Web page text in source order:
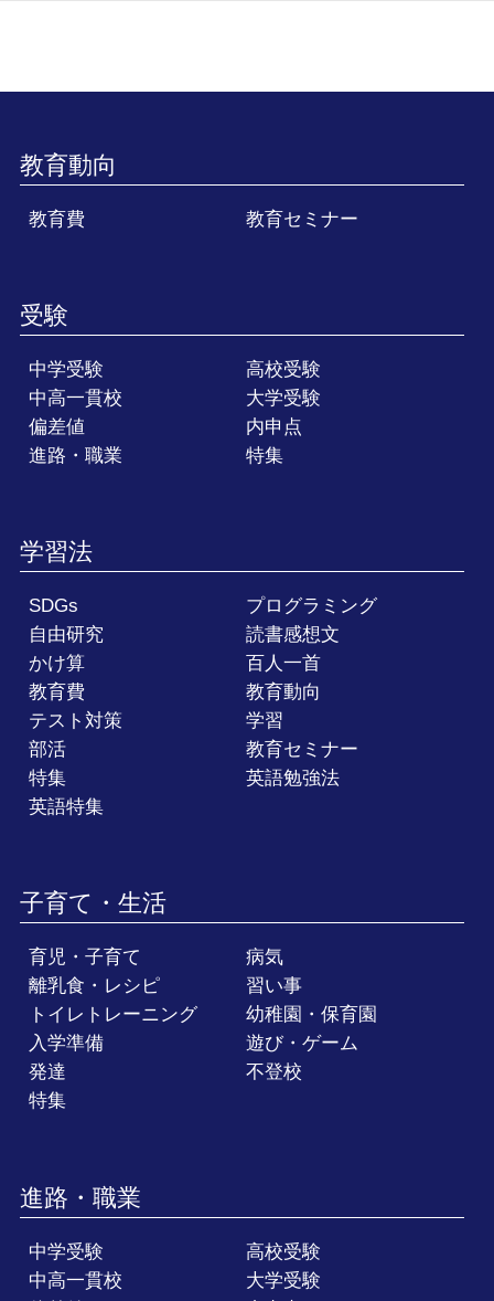
教育動向
教育費 教育セミナー
受験
中学受験
高校受験
中高一貫校
大学受験
偏差値
内申点
進路・職業
特集
学習法
SDGs
プログラミング
自由研究
読書感想文
かけ算
百人一首
教育費
教育動向
テスト対策
学習
部活
教育セミナー
特集
英語勉強法
英語特集
子育て・生活
育児・子育て
病気
離乳食・レシピ
習い事
トイレトレーニング
幼稚園・保育園
入学準備
遊び・ゲーム
発達
不登校
特集
進路・職業
中学受験
高校受験
中高一貫校
大学受験